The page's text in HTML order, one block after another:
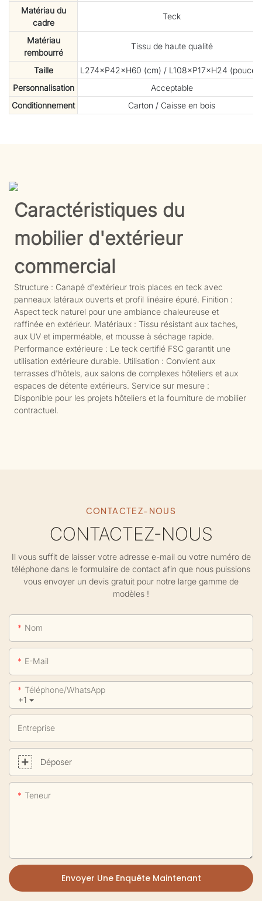
Matériau du
cadre
Teck
Matériau
rembourré
Tissu de haute qualité
Taille
L274×P42×H60 (cm) / L108×P17×H24
Personnalisation
Acceptable
Conditionnement
Carton / Caisse en bois
Caractéristiques du
mobilier d'extérieur
commercial
Structure : Canapé d'extérieur trois places en teck avec
panneaux latéraux ouverts et profil linéaire épuré. Finition :
Aspect teck naturel pour une ambiance chaleureuse et
raffinée en extérieur. Matériaux : Tissu résistant aux taches,
aux UV et imperméable, et mousse à séchage rapide.
Performance extérieure : Le teck certifié FSC garantit une
utilisation extérieure durable. Utilisation : Convient aux
terrasses d'hôtels, aux salons de complexes hôteliers et aux
espaces de détente extérieurs. Service sur mesure :
Disponible pour les projets hôteliers et la fourniture de mobilier
contractuel.
CONTACTEZ-NOUS
CONTACTEZ-NOUS
Il vous suffit de laisser votre adresse e-mail ou votre numéro de
téléphone dans le formulaire de contact afin que nous puissions
vous envoyer un devis gratuit pour notre large gamme de
modèles !
Nom
E-Mail
+1
Téléphone/WhatsApp
Entreprise
Déposer
Teneur
Envoyer Une Enquête Maintenant